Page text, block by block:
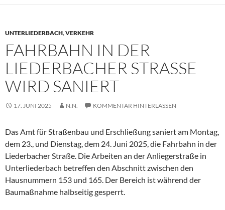
UNTERLIEDERBACH,VERKEHR
FAHRBAHN IN DER
LIEDERBACHER STRASSE W
IRD SANIERT
17. JUNI 2025 N.N. KOMMENTAR HINTERLASSEN
Das Amt für Straßenbau und Erschließung saniert am Montag,
dem 23., und Dienstag, dem 24. Juni 2025, die Fahrbahn in der
Liederbacher Straße. Die Arbeiten an der Anliegerstraße in
Unterliederbach betreffen den Abschnitt zwischen den
Hausnummern 153 und 165. Der Bereich ist während der
Baumaßnahme halbseitig gesperrt.